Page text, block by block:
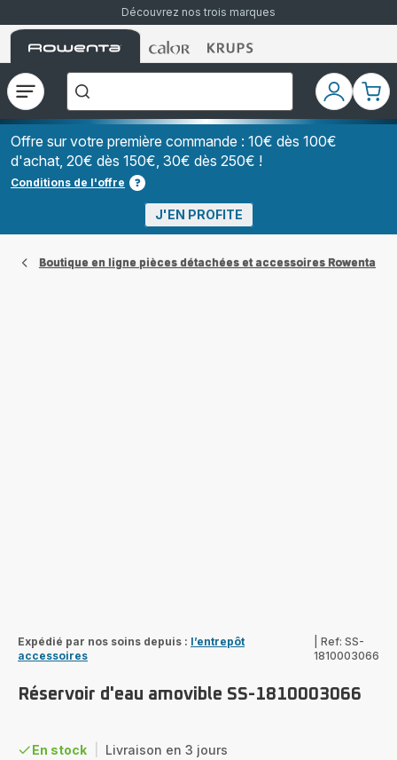
Découvrez nos trois marques
Accueil
Rowenta
Accueil
Rowenta
Accueil
Rowenta
Ouvrir
le
menu
recherchez-
vous
?","Aspirateurs
à
Grains","Centrales
Vapeurs","Sèche
Cheveux"]
Mon
compte
Mon
Offre sur votre première commande : 10€ dès 100€
d'achat, 20€ dès 150€, 30€ dès 250€ !
Conditions de l'offre
J'EN PROFITE
Boutique en ligne pièces détachées et accessoires Rowenta
Expédié par nos soins depuis : l’entrepôt
accessoires
Ref: SS-
1810003066
Réservoir d'eau amovible SS-1810003066
En stock Livraison en 3 jours